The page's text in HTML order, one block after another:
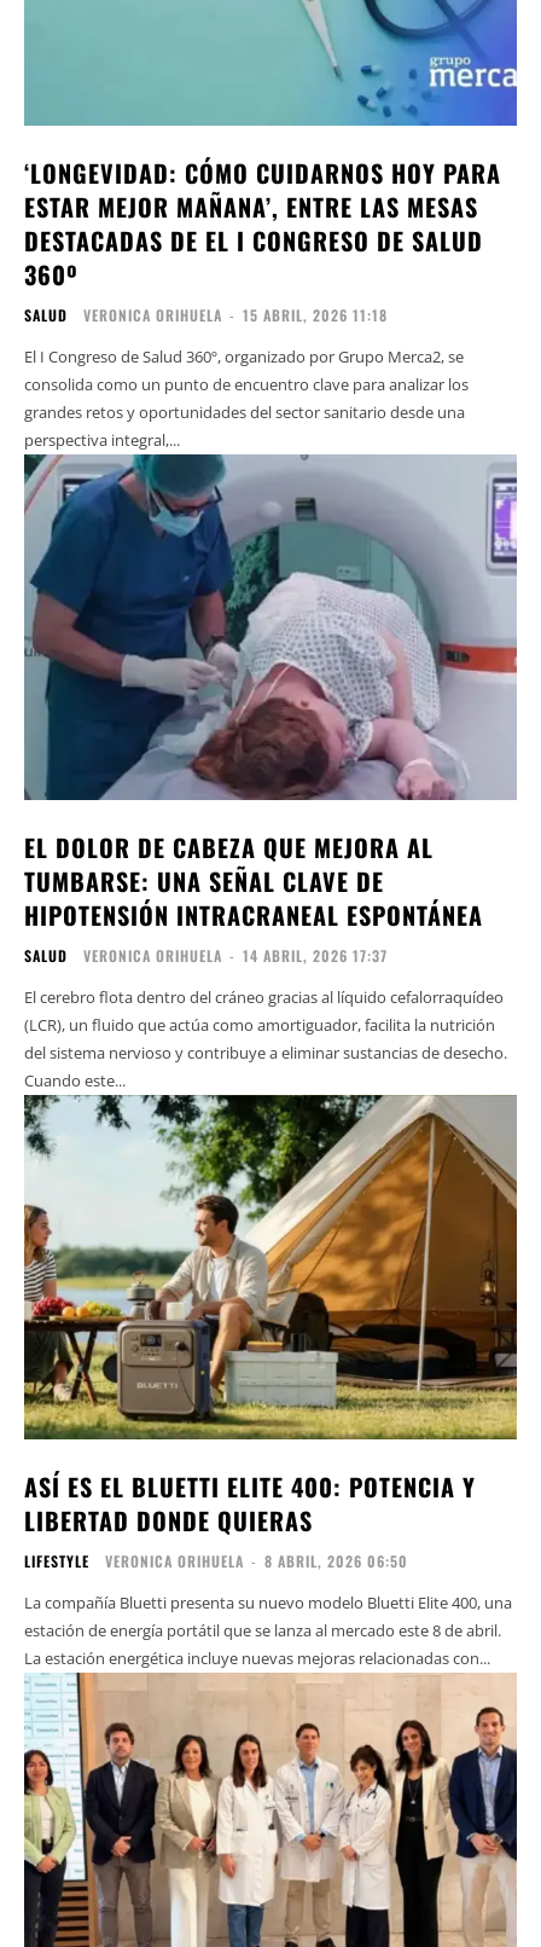
‘LONGEVIDAD: CÓMO CUIDARNOS HOY PARA
ESTAR MEJOR MAÑANA’, ENTRE LAS MESAS
DESTACADAS DE EL I CONGRESO DE SALUD
360º
SALUD VERONICA ORIHUELA - 15 ABRIL, 2026 11:18
El I Congreso de Salud 360º, organizado por Grupo Merca2, se
consolida como un punto de encuentro clave para analizar los
grandes retos y oportunidades del sector sanitario desde una
perspectiva integral,...
EL DOLOR DE CABEZA QUE MEJORA AL
TUMBARSE: UNA SEÑAL CLAVE DE
HIPOTENSIÓN INTRACRANEAL ESPONTÁNEA
SALUD VERONICA ORIHUELA - 14 ABRIL, 2026 17:37
El cerebro flota dentro del cráneo gracias al líquido cefalorraquídeo
(LCR), un fluido que actúa como amortiguador, facilita la nutrición
del sistema nervioso y contribuye a eliminar sustancias de desecho.
Cuando este...
ASÍ ES EL BLUETTI ELITE 400: POTENCIA Y
LIBERTAD DONDE QUIERAS
LIFESTYLE VERONICA ORIHUELA - 8 ABRIL, 2026 06:50
La compañía Bluetti presenta su nuevo modelo Bluetti Elite 400, una
estación de energía portátil que se lanza al mercado este 8 de abril.
La estación energética incluye nuevas mejoras relacionadas con...